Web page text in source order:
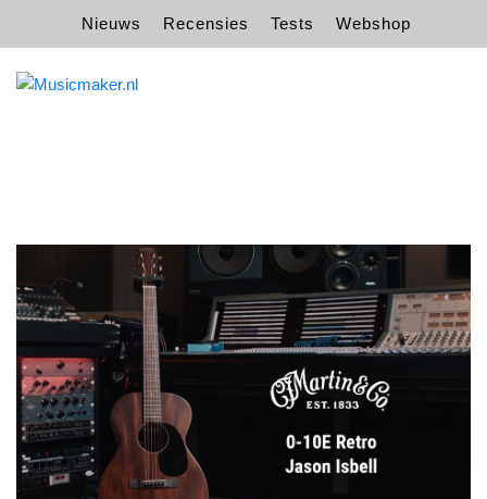
Nieuws Recensies Tests Webshop